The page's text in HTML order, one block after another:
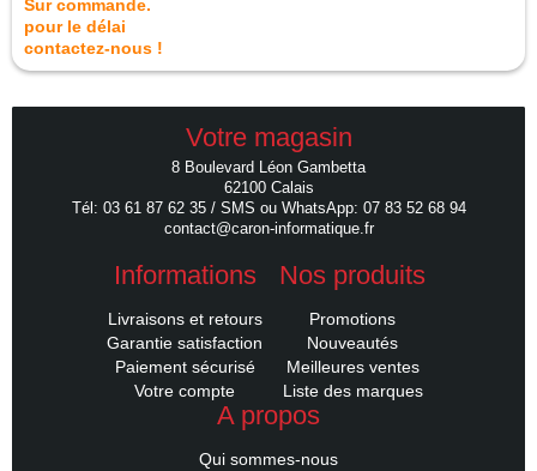
Sur commande.
pour le délai
contactez-nous !
Votre magasin
8 Boulevard Léon Gambetta
62100 Calais
Tél: 03 61 87 62 35 / SMS ou WhatsApp: 07 83 52 68 94
contact@caron-informatique.fr
Informations
Livraisons et retours
Garantie satisfaction
Paiement sécurisé
Votre compte
Nos produits
Promotions
Nouveautés
Meilleures ventes
Liste des marques
A propos
Qui sommes-nous